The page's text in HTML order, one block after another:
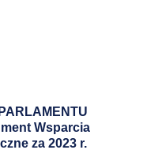
Wsparcia
za 2023 r.